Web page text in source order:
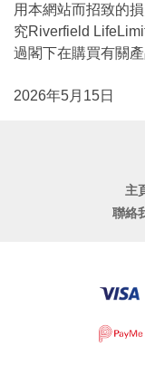
用本網站而招致的
究Riverfield
過閣下在購買有關
2026年5月15日
主
聯絡